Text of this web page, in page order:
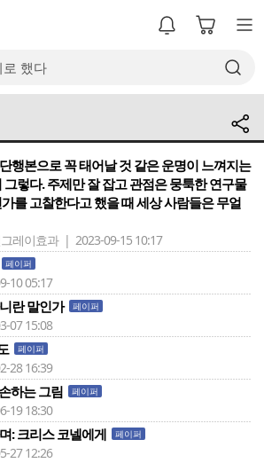
행본으로 꼭 태어날 것 같은 운명이 느껴지는
렇다. 주제만 잘 잡고 관점은 뭉툭한 연구물
를 고찰한다고 했을 때 세상 사람들은 무얼
레이효과 | 2023-09-15 10:17
페이퍼
10 05:17
란 말인가 페이퍼
07 15:08
페이퍼
28 16:39
하는 그림 페이퍼
19 18:30
: 크리스 코넬에게 페이퍼
27 12:26